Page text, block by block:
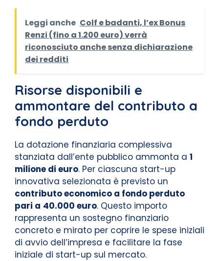
Leggi anche Colf e badanti, l’ex Bonus
Renzi (fino a 1.200 euro) verrà
riconosciuto anche senza dichiarazione
dei redditi
Risorse disponibili e
ammontare del contributo a
fondo perduto
La dotazione finanziaria complessiva
stanziata dall’ente pubblico ammonta a 1
milione di euro. Per ciascuna start-up
innovativa selezionata è previsto un
contributo economico a fondo perduto
pari a 40.000 euro. Questo importo
rappresenta un sostegno finanziario
concreto e mirato per coprire le spese iniziali
di avvio dell’impresa e facilitare la fase
iniziale di start-up sul mercato.